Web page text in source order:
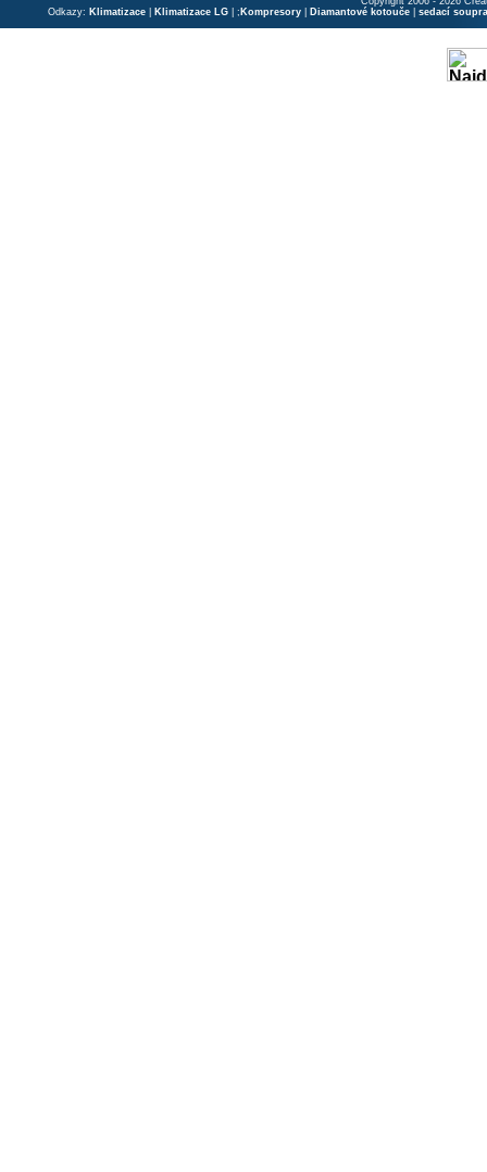
Odkazy: Klimatizace Klimatizace LG | ; Kompresory Diamantové kotouče sedací